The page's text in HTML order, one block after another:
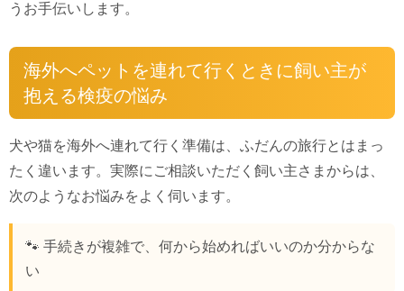
うお手伝いします。
海外へペットを連れて行くときに飼い主が
抱える検疫の悩み
犬や猫を海外へ連れて行く準備は、ふだんの旅行とはまっ
たく違います。実際にご相談いただく飼い主さまからは、
次のようなお悩みをよく伺います。
🐾 手続きが複雑で、何から始めればいいのか分からな
い